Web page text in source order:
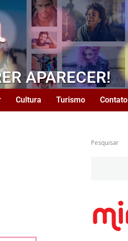
APARECER!
Cultura Turismo Contato
Pesquisar